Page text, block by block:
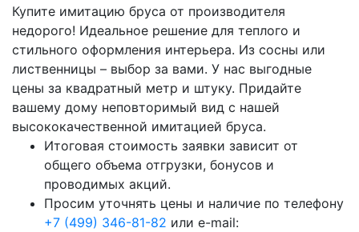
Купите имитацию бруса от производителя
недорого! Идеальное решение для теплого и
стильного оформления интерьера. Из сосны или
лиственницы – выбор за вами. У нас выгодные
цены за квадратный метр и штуку. Придайте
вашему дому неповторимый вид с нашей
высококачественной имитацией бруса.
Итоговая стоимость заявки зависит от
общего объема отгрузки, бонусов и
проводимых акций.
Просим уточнять цены и наличие по телефону
+7 (499) 346-81-82 или e-mail: